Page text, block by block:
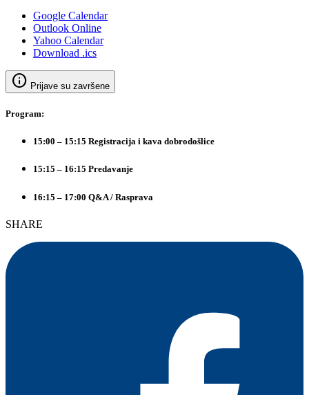
Google Calendar
Outlook Online
Yahoo Calendar
Download .ics
info Prijave su završene
Program:
15:00 – 15:15 Registracija i kava dobrodošlice
15:15 – 16:15 Predavanje
16:15 – 17:00 Q&A / Rasprava
SHARE